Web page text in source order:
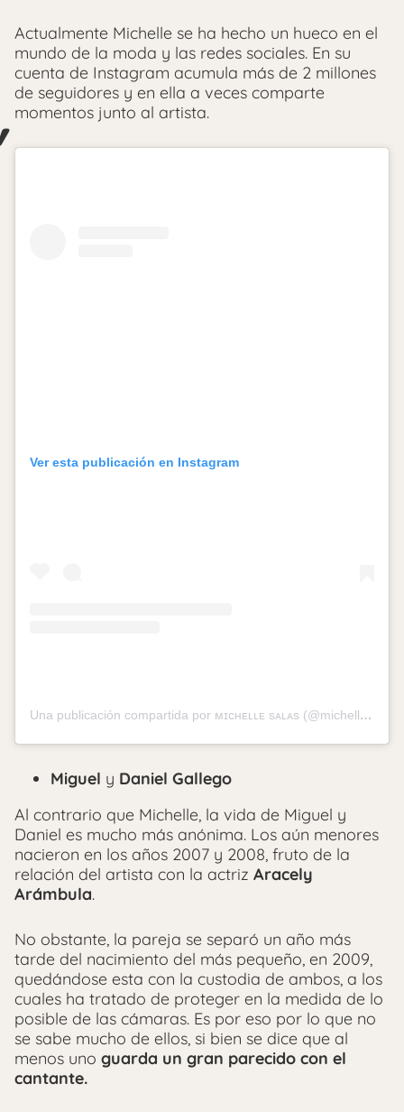
Actualmente Michelle se ha hecho un hueco en el
mundo de la moda y las redes sociales. En su
cuenta de Instagram acumula más de 2 millones
de seguidores y en ella a veces comparte
momentos junto al artista.
Ver esta publicación en Instagram
Una publicación compartida por ᴍɪᴄʜᴇʟʟᴇ sᴀʟᴀs (@michellesalasb)
Miguel y Daniel Gallego
Al contrario que Michelle, la vida de Miguel y
Daniel es mucho más anónima. Los aún menores
nacieron en los años 2007 y 2008, fruto de la
relación del artista con la actriz Aracely
Arámbula.
No obstante, la pareja se separó un año más
tarde del nacimiento del más pequeño, en 2009,
quedándose esta con la custodia de ambos, a los
cuales ha tratado de proteger en la medida de lo
posible de las cámaras. Es por eso por lo que no
se sabe mucho de ellos, si bien se dice que al
menos uno guarda un gran parecido con el
cantante.